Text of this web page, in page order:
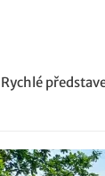
Rychlé